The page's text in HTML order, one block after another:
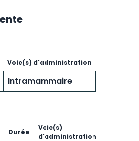
Voie(s) d'administration
Intramammaire
Durée
Voie(s)
d'administration